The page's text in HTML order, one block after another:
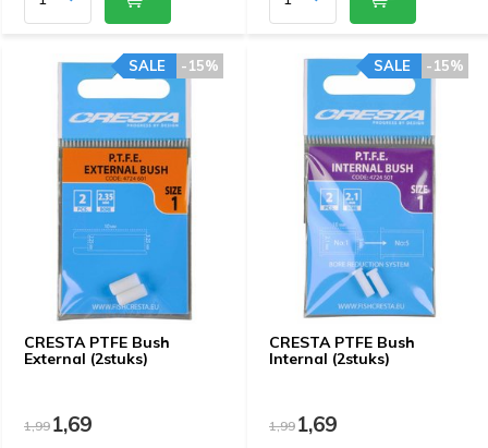
CRESTA PTFE Bush
External (2stuks)
-15%
SALE
1,991,69
CRESTA PTFE Bush
Internal (2stuks)
-15%
SALE
1,991,69